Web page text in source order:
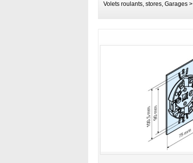
Volets roulants, stores, Garages>